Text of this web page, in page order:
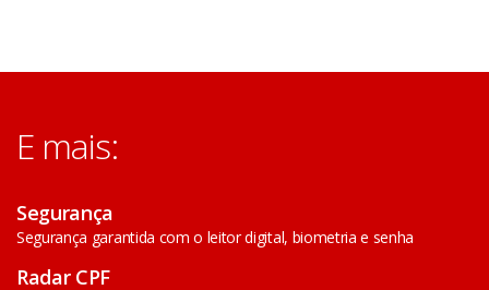
E mais:
Segurança
Segurança garantida com o leitor digital, biometria e senha
Radar CPF